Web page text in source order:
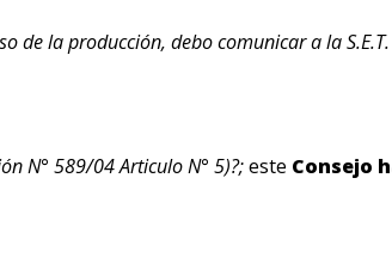
la producción, debo comunicar a la
N° 589/04 Articulo N° 5)?;este Consejo